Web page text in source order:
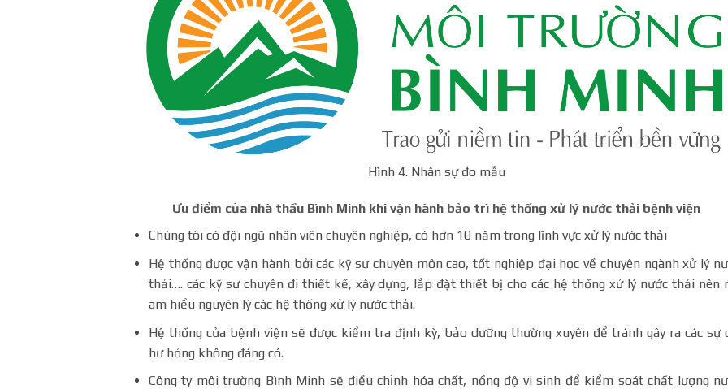
Hình 4. Nhân sự đo mẫu
Ưu điểm của nhà thầu Bình Minh khi vận hành bảo trì hệ thống xử lý nước thải bệnh viện
Chúng tôi có đội ngũ nhân viên chuyên nghiệp, có hơn 10 năm trong lĩnh vực xử lý nước thải
Hệ thống được vận hành bởi các kỹ sư chuyên môn cao, tốt nghiệp đại học về chuyên ngành xử lý
thải…. các kỹ sư chuyên đi thiết kế, xây dựng, lắp đặt thiết bị cho các hệ thống xử lý nước thải nên
am hiểu nguyên lý các hệ thống xử lý nước thải.
Hệ thống của bệnh viện sẽ được kiểm tra định kỳ, bảo dưỡng thường xuyên để tránh gây ra các sự
hư hỏng không đáng có.
Công ty môi trường Bình Minh sẽ điều chỉnh hóa chất, nồng độ vi sinh để kiểm soát chất lượng